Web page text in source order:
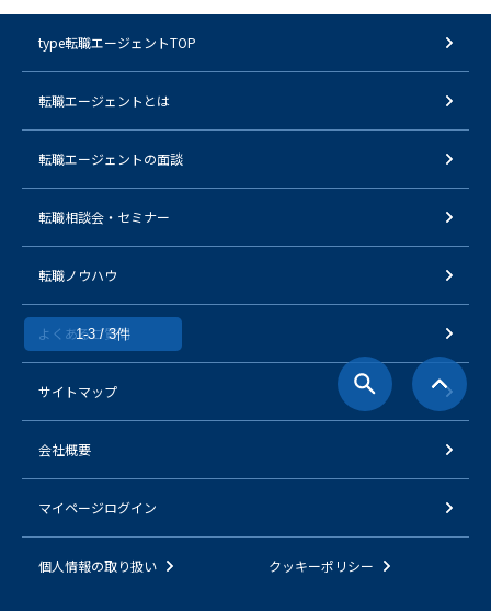
1-3 / 3件
type転職エージェントTOP
転職エージェントとは
転職エージェントの面談
転職相談会・セミナー
転職ノウハウ
よくあるご質問
サイトマップ
会社概要
マイページログイン
個人情報の取り扱い クッキーポリシー